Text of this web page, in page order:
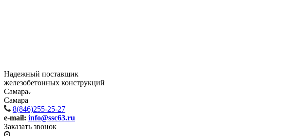
Надежный поставщик
железобетонных конструкций
Самара
Самара
8(846)255-25-27
e-mail: info@ssc63.ru
Заказать звонок